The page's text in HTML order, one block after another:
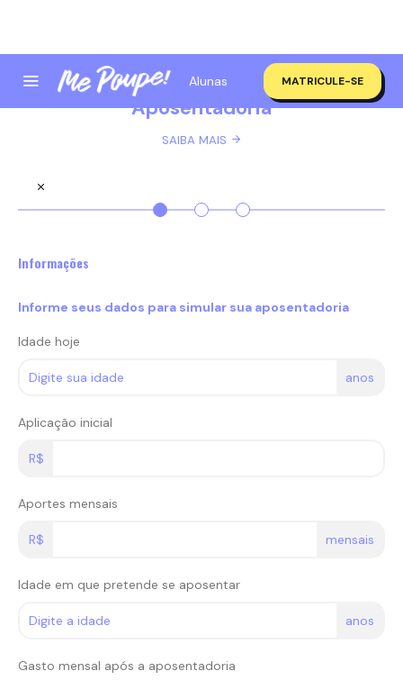
Alunas MATRICULE-SE
Aposentadoria
SAIBA MAIS
Informações
Informe seus dados para simular sua aposentadoria
Idade hoje
anos
Aplicação inicial
R$
Aportes mensais
R$ mensais
Idade em que pretende se aposentar
anos
Gasto mensal após a aposentadoria